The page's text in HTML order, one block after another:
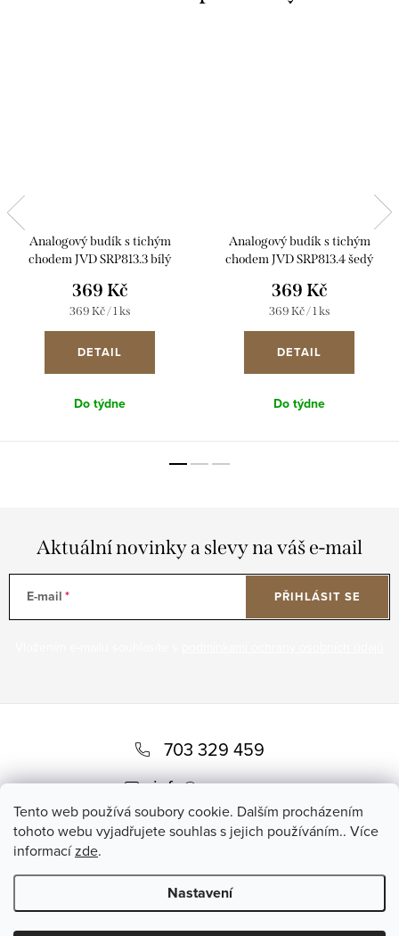
Tento web používá soubory cookie. Dalším procházením
tohoto webu vyjadřujete souhlas s jejich používáním.. Více
informacízde.
Nastavení
Analogový budík s tichým
chodem JVD SRP813.3 bílý
369 Kč
Měrná
369 Kč / 1 ks
DETAIL
Do týdne
Analogový budík s tichým
chodem JVD SRP813.4 šedý
369 Kč
Měrná
369 Kč / 1 ks
DETAIL
Do týdne
Aktuální novinky a slevy na váš e-mail
E-mail PŘIHLÁSIT SE
p
703 329 459
info@romero.cz